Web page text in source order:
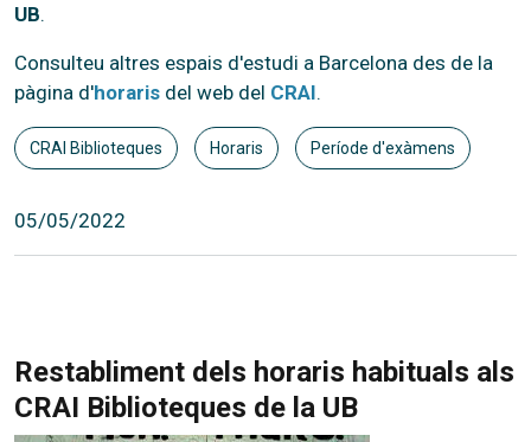
UB.
Consulteu altres espais d'estudi a Barcelona des de la
pàgina d'horaris del web del CRAI.
CRAI Biblioteques Horaris Període d'exàmens
05/05/2022
Restabliment dels horaris habituals als
CRAI Biblioteques de la UB